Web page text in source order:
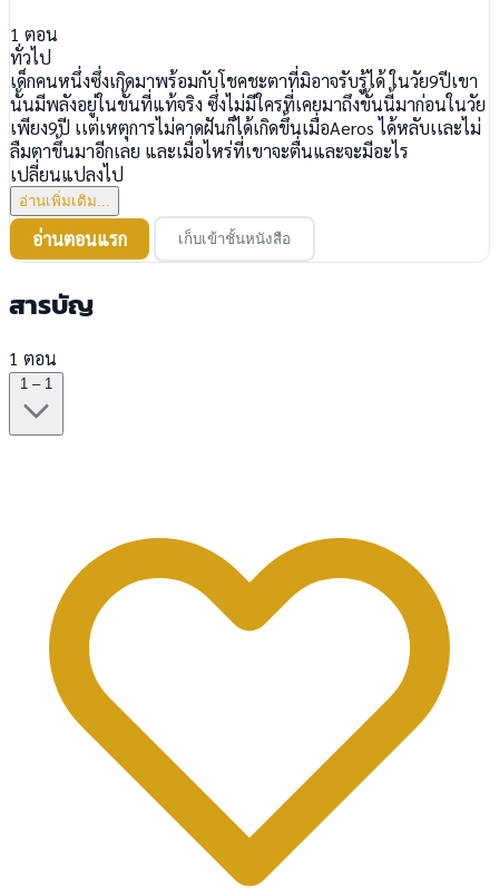
1 ตอน
ทั่วไป
เด็กคนหนึ่งซึ่งเกิดมาพร้อมกับโชคชะตาที่มิอาจรับรู้ได้ ในวัย9ปีเขา
นั้นมีพลังอยู่ในขั้นที่แท้จริง ซึ่งไม่มีใครที่เคยมาถึงขั้นนี้มาก่อนในวัย
เพียง9ปี เเต่เหตุการไม่คาดฝันก็ได้เกิดขึ้นเมื่อAeros ได้หลับเเละไม่
ลืมตาขึ้นมาอีกเลย และเมื่อไหร่ที่เขาจะตื่นและจะมีอะไร
เปลี่ยนแปลงไป
อ่านเพิ่มเติม...
อ่านตอนแรก เก็บเข้าชั้นหนังสือ
สารบัญ
1 ตอน
1 – 1